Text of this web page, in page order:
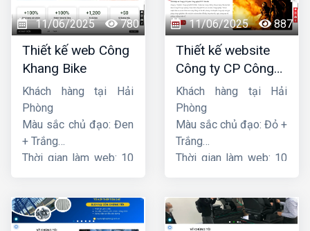
11/06/2025 780
Thiết kế web Công
Khang Bike
Khách hàng tại Hải
Phòng
Màu sắc chủ đạo: Đen
+ Trắng
Thời gian làm web: 10
11/06/2025 887
Thiết kế website
Công ty CP Công
nghệ PCCC Bắc Hà
Khách hàng tại Hải
Phòng
Màu sắc chủ đạo: Đỏ +
Trắng
Thời gian làm web: 10